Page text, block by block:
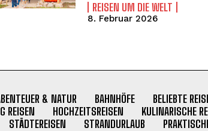
REISEN UM DIE WELT
8. Februar 2026
& NATUR BAHNHÖFE BELIEBTE
REISEN
HOCHZEITSREISEN KULINARISCHE
STÄDTEREISEN
STRANDURLAUB